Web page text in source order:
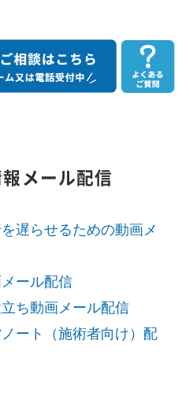
メール配信
遅らせるための動画メ
ール配信
ち動画メール配信
ート（施術者向け）配